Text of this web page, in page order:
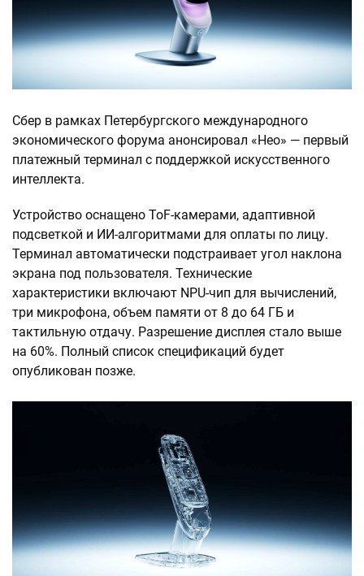
Сбер в рамках Петербургского международного
экономического форума анонсировал «Нео» — первый
платежный терминал с поддержкой искусственного
интеллекта.
Устройство оснащено ToF-камерами, адаптивной
подсветкой и ИИ-алгоритмами для оплаты по лицу.
Терминал автоматически подстраивает угол наклона
экрана под пользователя. Технические
характеристики включают NPU-чип для вычислений,
три микрофона, объем памяти от 8 до 64 ГБ и
тактильную отдачу. Разрешение дисплея стало выше
на 60%. Полный список спецификаций будет
опубликован позже.